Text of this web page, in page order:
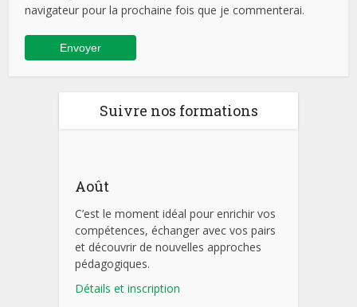
navigateur pour la prochaine fois que je commenterai.
Suivre nos formations
Août
C’est le moment idéal pour enrichir vos
compétences, échanger avec vos pairs
et découvrir de nouvelles approches
pédagogiques.
Détails et inscription